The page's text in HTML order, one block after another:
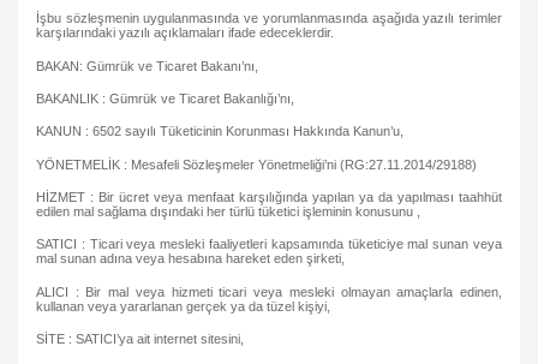
İşbu sözleşmenin uygulanmasında ve yorumlanmasında aşağıda yazılı terimler
karşılarındaki yazılı açıklamaları ifade edeceklerdir.
BAKAN: Gümrük ve Ticaret Bakanı’nı,
BAKANLIK : Gümrük ve Ticaret Bakanlığı’nı,
KANUN : 6502 sayılı Tüketicinin Korunması Hakkında Kanun’u,
YÖNETMELİK : Mesafeli Sözleşmeler Yönetmeliği’ni (RG:27.11.2014/29188)
HİZMET : Bir ücret veya menfaat karşılığında yapılan ya da yapılması taahhüt
edilen mal sağlama dışındaki her türlü tüketici işleminin konusunu ,
SATICI : Ticari veya mesleki faaliyetleri kapsamında tüketiciye mal sunan veya
mal sunan adına veya hesabına hareket eden şirketi,
ALICI : Bir mal veya hizmeti ticari veya mesleki olmayan amaçlarla edinen,
kullanan veya yararlanan gerçek ya da tüzel kişiyi,
SİTE : SATICI’ya ait internet sitesini,